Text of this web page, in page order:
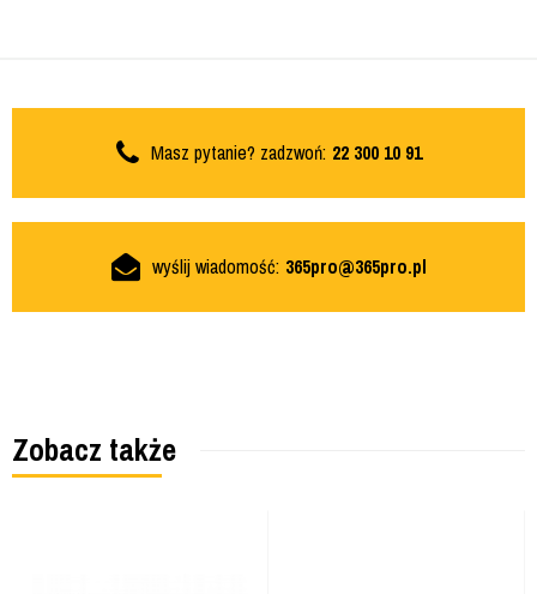
Masz pytanie? zadzwoń: 22 300 10 91
wyślij wiadomość: 365pro@365pro.pl
Zobacz także